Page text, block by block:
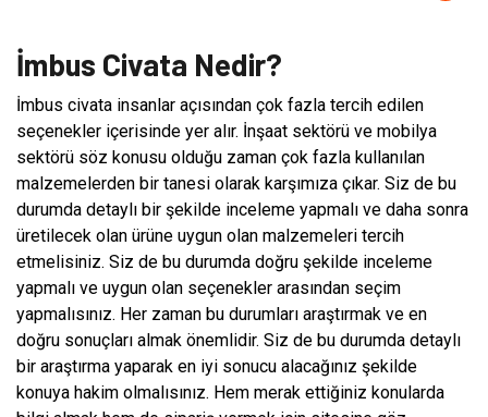
İmbus Civata Nedir?
İmbus civata insanlar açısından çok fazla tercih edilen
seçenekler içerisinde yer alır. İnşaat sektörü ve mobilya
sektörü söz konusu olduğu zaman çok fazla kullanılan
malzemelerden bir tanesi olarak karşımıza çıkar. Siz de bu
durumda detaylı bir şekilde inceleme yapmalı ve daha sonra
üretilecek olan ürüne uygun olan malzemeleri tercih
etmelisiniz. Siz de bu durumda doğru şekilde inceleme
yapmalı ve uygun olan seçenekler arasından seçim
yapmalısınız. Her zaman bu durumları araştırmak ve en
doğru sonuçları almak önemlidir. Siz de bu durumda detaylı
bir araştırma yaparak en iyi sonucu alacağınız şekilde
konuya hakim olmalısınız. Hem merak ettiğiniz konularda